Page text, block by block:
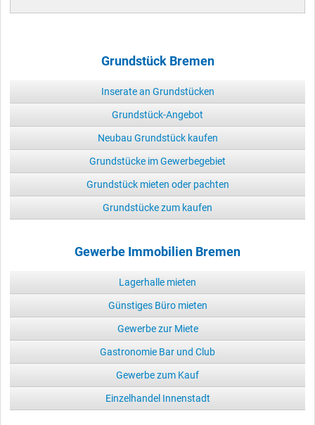
Grundstück Bremen
Inserate an Grundstücken
Grundstück-Angebot
Neubau Grundstück kaufen
Grundstücke im Gewerbegebiet
Grundstück mieten oder pachten
Grundstücke zum kaufen
Gewerbe Immobilien Bremen
Lagerhalle mieten
Günstiges Büro mieten
Gewerbe zur Miete
Gastronomie Bar und Club
Gewerbe zum Kauf
Einzelhandel Innenstadt